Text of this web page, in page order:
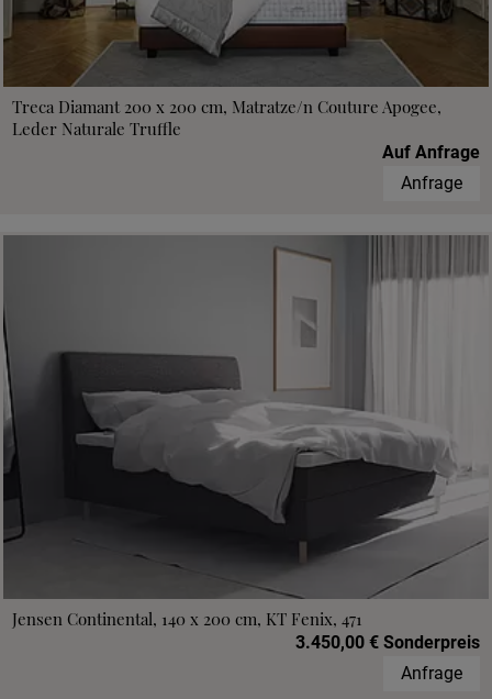
Treca Diamant 200 x 200 cm, Matratze/n Couture Apogee,
Leder Naturale Truffle
Auf Anfrage
Anfrage
Jensen Continental, 140 x 200 cm, KT Fenix, 471
3.450,00 € Sonderpreis
Anfrage